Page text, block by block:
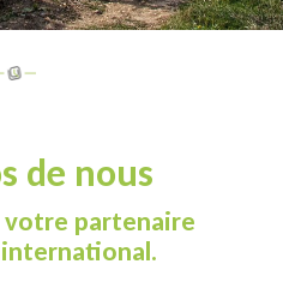
de nous
votre partenaire